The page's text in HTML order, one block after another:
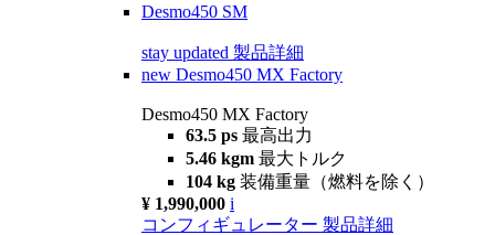
Desmo450 SM
stay updated 製品詳細
new Desmo450 MX Factory
Desmo450 MX Factory
63.5 ps 最高出力
5.46 kgm 最大トルク
104 kg 装備重量（燃料を除く）
¥ 1,990,000 i
コンフィギュレーター 製品詳細